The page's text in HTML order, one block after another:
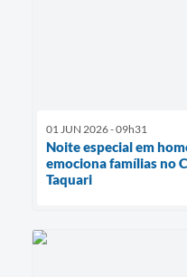
01 JUN 2026 - 09h31
Noite especial em
emociona famílias no
Taquari